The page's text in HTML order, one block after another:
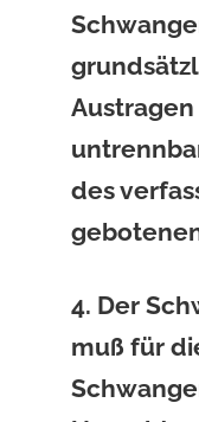
des
4. Der
muß für